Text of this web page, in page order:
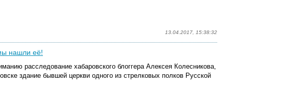
13.04.2017, 15:38:32
нашли её!
расследование хабаровского блоггера Алексея Колесникова,
здание бывшей церкви одного из стрелковых полков Русской